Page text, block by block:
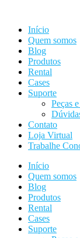
conteúdo
Início
Quem somos
Blog
Produtos
Rental
Cases
Suporte
Peças
Contato
Loja Virtual
Trabalhe
Início
Quem somos
Blog
Produtos
Rental
Cases
Suporte